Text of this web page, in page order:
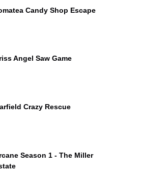
Candy Shop Escape
Angel Saw Game
Crazy Rescue
Season 1 - The Miller